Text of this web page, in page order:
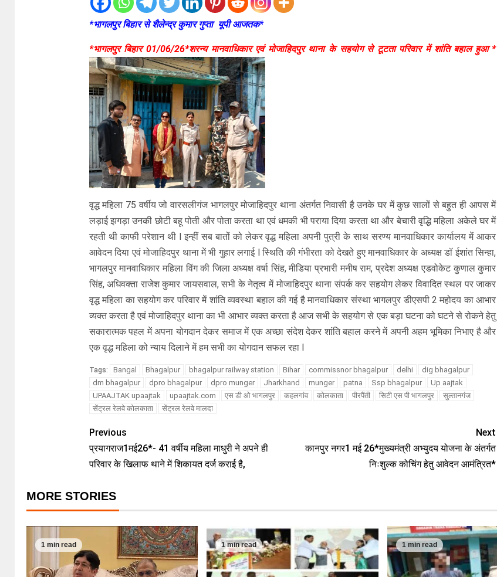
*भागलपुर बिहार से शैलेन्द्र कुमार गुप्ता यूपी आजतक*
*भागलपुर बिहार 01/06/26*शरन्य मानवाधिकार एवं मोजाहिदपुर थाना के सहयोग से टूटता परिवार में शांति बहाल हुआ *
वृद्ध महिला 75 वर्षीय जो वारसलीगंज भागलपुर मोजाहिदपुर थाना अंतर्गत निवासी है उनके घर में कुछ सालों से बहुत ही आपस में
लड़ाई झगड़ा उनकी छोटी बहू पोती और पोता करता था एवं धमकी भी पराया दिया करता था और बेचारी वृद्धि महिला अकेले घर में
रहती थी काफी परेशान थी l इन्हीं सब बातों को लेकर वृद्ध महिला अपनी पुत्री के साथ सरण्य मानवाधिकार कार्यालय में आकर
आवेदन दिया एवं मोजाहिदपुर थाना में भी गुहार लगाई l स्थिति की गंभीरता को देखते हुए मानवाधिकार के अध्यक्ष डॉ ईशांत सिन्हा,
भागलपुर मानवाधिकार महिला विंग की जिला अध्यक्ष वर्षा सिंह, मीडिया प्रभारी मनीष राम, प्रदेश अध्यक्ष एडवोकेट कुणाल कुमार
सिंह, अधिवक्ता राजेश कुमार जायसवाल, सभी के नेतृत्व में मोजाहिदपुर थाना संपर्क कर सहयोग लेकर विवादित स्थल पर जाकर
वृद्ध महिला का सहयोग कर परिवार में शांति व्यवस्था बहाल की गई है मानवाधिकार संस्था भागलपुर डीएसपी 2 महोदय का आभार
व्यक्त करता है एवं मोजाहिदपुर थाना का भी आभार व्यक्त करता है आज सभी के सहयोग से एक बड़ा घटना को घटने से रोकने हेतु
सकारात्मक पहल में अपना योगदान देकर समाज में एक अच्छा संदेश देकर शांति बहाल करने में अपनी अहम भूमिका निभाए है और
एक वृद्ध महिला को न्याय दिलाने में हम सभी का योगदान सफल रहा l
Tags: Bangal Bhagalpur bhagalpur railway station Bihar commissnor bhagalpur delhi
dig bhagalpur
dm bhagalpur
dpro bhagalpur dpro munger Jharkhand munger patna Ssp bhagalpur
Up aajtak
UPAAJTAK upaajtak
upaajtak.com एस डी ओ भागलपुर कहलगांव कोलकाता पीरपैंती सिटी एस पी भागलपुर
सुल्तानगंज
सेंट्रल रेलवे कोलकाता
सेंट्रल रेलवे मालदा
Previous
प्रयागराज1मई26*- 41 वर्षीय महिला माधुरी ने अपने ही
परिवार के खिलाफ थाने में शिकायत दर्ज कराई है,
Next
कानपुर नगर1 मई 26*मुख्यमंत्री अभ्युदय योजना के अंतर्गत
निःशुल्क कोचिंग हेतु आवेदन आमंत्रित*
MORE STORIES
1 min read 1 min read 1 min read